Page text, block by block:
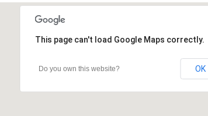
This page can't load Google Maps correctly.
Do you own this website? OK